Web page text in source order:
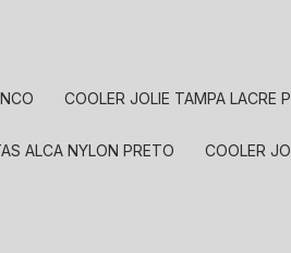
COOLER JOLIE TAMPA LACRE
ALCA NYLON PRETO COOLER